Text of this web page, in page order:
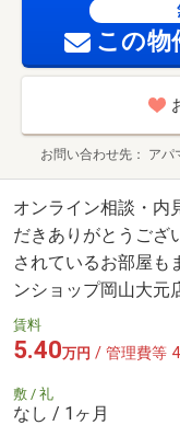
この物
お問い合わせ先 アパ
オンライン相談・
だきありがとうござ
されているお部屋
ンショップ岡山大元
賃料
5.40万円 / 管理費等
敷 / 礼
なし / 1ヶ月